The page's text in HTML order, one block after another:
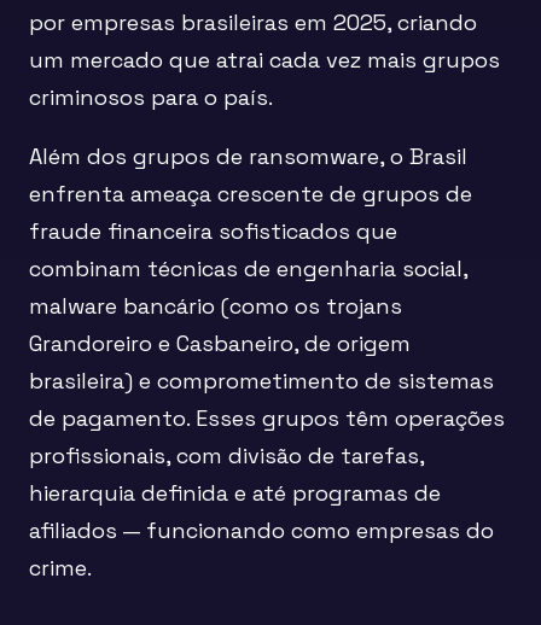
por empresas brasileiras em 2025, criando
um mercado que atrai cada vez mais grupos
criminosos para o país.
Além dos grupos de ransomware, o Brasil
enfrenta ameaça crescente de grupos de
fraude financeira sofisticados que
combinam técnicas de engenharia social,
malware bancário (como os trojans
Grandoreiro e Casbaneiro, de origem
brasileira) e comprometimento de sistemas
de pagamento. Esses grupos têm operações
profissionais, com divisão de tarefas,
hierarquia definida e até programas de
afiliados — funcionando como empresas do
crime.